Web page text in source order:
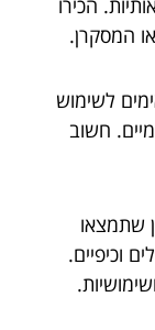
הכירו
המסקרן.
לשימוש
חשוב
שתמצאו
וכיפיים.